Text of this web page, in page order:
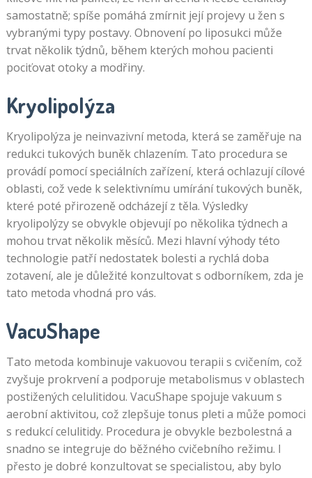
samostatně; spíše pomáhá zmírnit její projevy u žen s
vybranými typy postavy. Obnovení po liposukci může
trvat několik týdnů, během kterých mohou pacienti
pociťovat otoky a modřiny.
Kryolipolýza
Kryolipolýza je neinvazivní metoda, která se zaměřuje na
redukci tukových buněk chlazením. Tato procedura se
provádí pomocí speciálních zařízení, která ochlazují cílové
oblasti, což vede k selektivnímu umírání tukových buněk,
které poté přirozeně odcházejí z těla. Výsledky
kryolipolýzy se obvykle objevují po několika týdnech a
mohou trvat několik měsíců. Mezi hlavní výhody této
technologie patří nedostatek bolesti a rychlá doba
zotavení, ale je důležité konzultovat s odborníkem, zda je
tato metoda vhodná pro vás.
VacuShape
Tato metoda kombinuje vakuovou terapii s cvičením, což
zvyšuje prokrvení a podporuje metabolismus v oblastech
postižených celulitidou. VacuShape spojuje vakuum s
aerobní aktivitou, což zlepšuje tonus pleti a může pomoci
s redukcí celulitidy. Procedura je obvykle bezbolestná a
snadno se integruje do běžného cvičebního režimu. I
přesto je dobré konzultovat se specialistou, aby bylo